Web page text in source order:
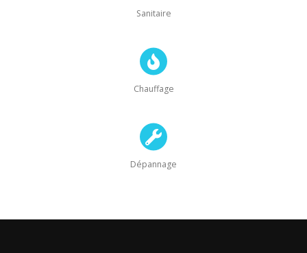
Sanitaire
Chauffage
Dépannage